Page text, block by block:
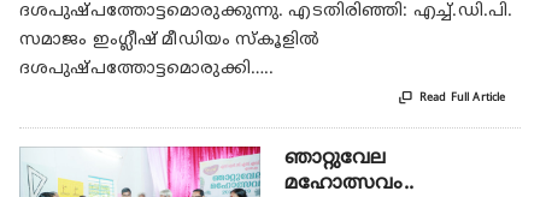
ദശപുഷ്പത്തോട്ടമൊരുക്കുന്നു. എടതിരിഞ്ഞി: എച്ച്.ഡി.പി.
സമാജം ഇംഗ്ലീഷ് മീഡിയം സ്‌കൂളില്‍
ദശപുഷ്പത്തോട്ടമൊരുക്കി…..
 Read Full Article
ഞാറ്റുവേല
മഹോത്സവം..